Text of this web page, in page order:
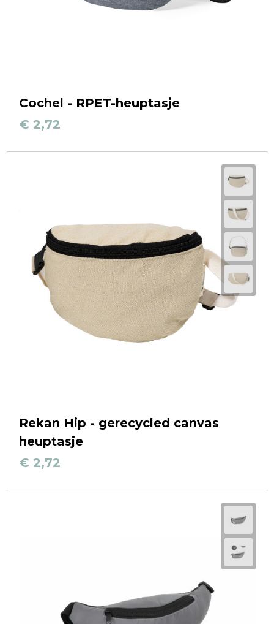
Cochel - RPET-heuptasje
€ 2,72
Rekan Hip - gerecycled canvas
heuptasje
€ 2,72